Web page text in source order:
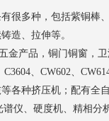
很多种，包括紫铜棒
造、拉伸等。
产品，铜门铜窗，
、CW602、
各种挤压机；配有全
仪、硬度机、精相分